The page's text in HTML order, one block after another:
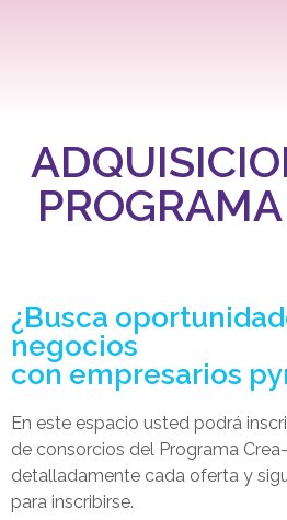
¿Busca
negocios
con empresarios
En este espacio usted podrá
de consorcios del Programa
detalladamente cada oferta y
para inscribirse.